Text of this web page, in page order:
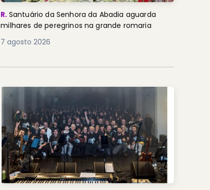
R. Santuário da Senhora da Abadia aguarda
milhares de peregrinos na grande romaria
7 agosto 2026